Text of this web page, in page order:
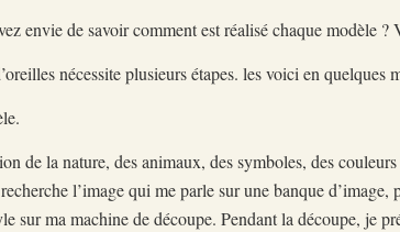
envie de savoir comment est réalisé chaque
nécessite plusieurs étapes. les voici en quelques
de la nature, des animaux, des symboles, des
l’image qui me parle sur une banque
sur ma machine de découpe. Pendant la découpe, je